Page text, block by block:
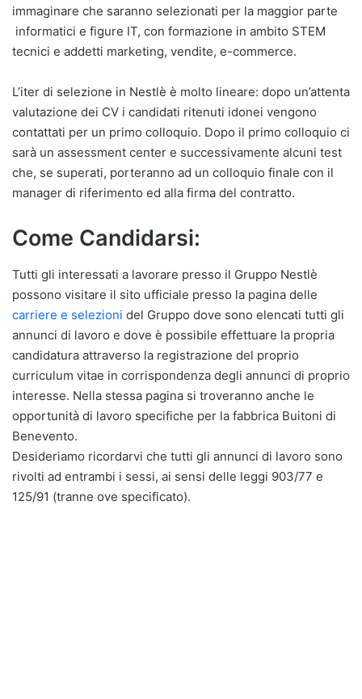
immaginare che saranno selezionati per la maggior parte
informatici e figure IT, con formazione in ambito STEM
tecnici e addetti marketing, vendite, e-commerce.
L’iter di selezione in Nestlè è molto lineare: dopo un’attenta
valutazione dei CV i candidati ritenuti idonei vengono
contattati per un primo colloquio. Dopo il primo colloquio ci
sarà un assessment center e successivamente alcuni test
che, se superati, porteranno ad un colloquio finale con il
manager di riferimento ed alla firma del contratto.
Come Candidarsi:
Tutti gli interessati a lavorare presso il Gruppo Nestlè
possono visitare il sito ufficiale presso la pagina delle
carriere e selezioni del Gruppo dove sono elencati tutti gli
annunci di lavoro e dove è possibile effettuare la propria
candidatura attraverso la registrazione del proprio
curriculum vitae in corrispondenza degli annunci di proprio
interesse. Nella stessa pagina si troveranno anche le
opportunità di lavoro specifiche per la fabbrica Buitoni di
Benevento.
Desideriamo ricordarvi che tutti gli annunci di lavoro sono
rivolti ad entrambi i sessi, ai sensi delle leggi 903/77 e
125/91 (tranne ove specificato).